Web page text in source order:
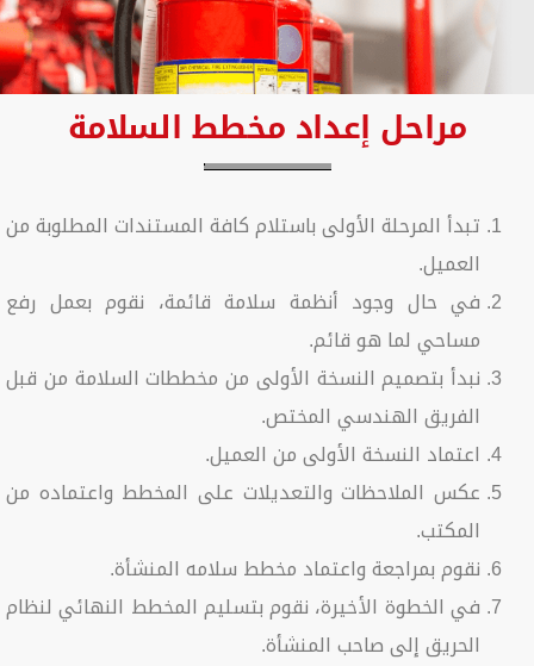
مراحل إعداد مخطط السلامة
تبدأ المرحلة الأولى باستلام كافة المستندات المطلوبة من
العميل.
في حال وجود أنظمة سلامة قائمة، نقوم بعمل رفع
مساحي لما هو قائم.
نبدأ بتصميم النسخة الأولى من مخططات السلامة من قبل
الفريق الهندسي المختص.
اعتماد النسخة الأولى من العميل.
عكس الملاحظات والتعديلات على المخطط واعتماده من
المكتب.
نقوم بمراجعة واعتماد مخطط سلامه المنشأة.
في الخطوة الأخيرة، نقوم بتسليم المخطط النهائي لنظام
الحريق إلى صاحب المنشأة.